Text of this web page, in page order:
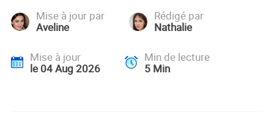
Mise à jour par
Aveline
Rédigé par
Nathalie
Mise à jour
le 04 Aug 2026
Min de lecture
5Min